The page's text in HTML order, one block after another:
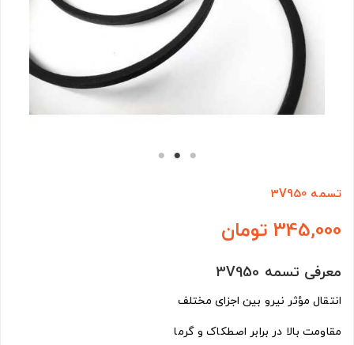
تسمه 3V950
345,000 تومان
معرفی تسمه 3V950
انتقال مؤثر نیرو بین اجزای مختلف
مقاومت بالا در برابر اصطکاک و گرما